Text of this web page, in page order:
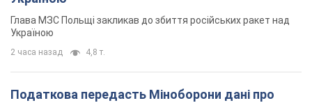
Глава МЗС Польщі закликав до збиття російських ракет над
Україною
2 часа назад 4,8 т.
Податкова передасть Міноборони дані про